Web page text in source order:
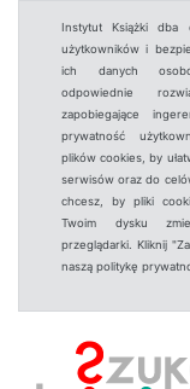
Instytut Książki dba
użytkowników i
ich danych
odpowiednie
zapobiegające
prywatność
plików cookies, by
serwisów oraz do
chcesz, by pliki
Twoim dysku
przeglądarki. Kliknij
naszą politykę